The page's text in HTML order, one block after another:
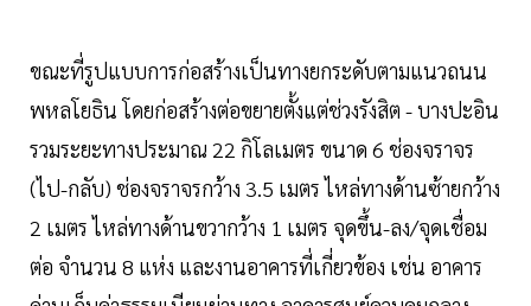
ขณะที่รูปแบบการก่อสร้างเป็นทางยกระดับตามแนวถนน
พหลโยธิน โดยก่อสร้างต่อขยายตั้งแต่ช่วงรังสิต - บางปะอิน
รวมระยะทางประมาณ 22 กิโลเมตร ขนาด 6 ช่องจราจร
(ไป-กลับ) ช่องจราจรกว้าง 3.5 เมตร ไหล่ทางด้านซ้ายกว้าง
2 เมตร ไหล่ทางด้านขวากว้าง 1 เมตร จุดขึ้น-ลง/จุดเชื่อม
ต่อ จำนวน 8 แห่ง และงานอาคารที่เกี่ยวข้อง เช่น อาคาร